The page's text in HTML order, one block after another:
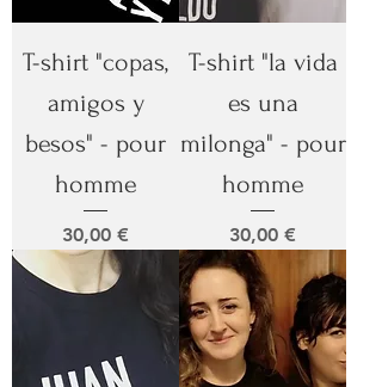
T-shirt "copas,
amigos y
besos" - pour
homme
Prix
30,00 €
T-shirt "la vida
es una
milonga" - pour
homme
Prix
30,00 €